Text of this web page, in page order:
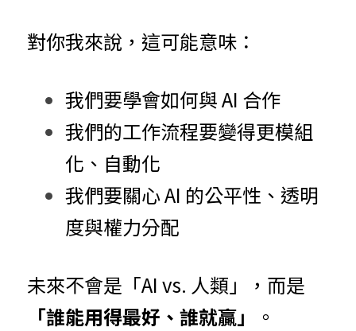
對你我來說，這可能意味：
我們要學會如何與 AI 合作
我們的工作流程要變得更模組
化、自動化
我們要關心 AI 的公平性、透明
度與權力分配
未來不會是「AI vs. 人類」，而是
「誰能用得最好、誰就贏」
。